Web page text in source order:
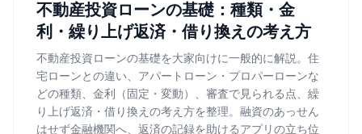
不動産投資ローンの基礎：種類・金
利・繰り上げ返済・借り換えの考え方
不動産投資ローンの基礎を大家向けに一般的に解説。住
宅ローンとの違い、アパートローン・プロパーローンな
どの種類、金利（固定・変動）、審査で見られる点、繰
り上げ返済・借り換えの考え方を整理。融資のあっせん
はせず金融機関へ、返済の記録を助けるアプリの立ち位